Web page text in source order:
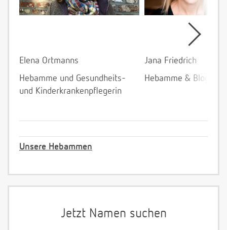
Elena Ortmanns
Hebamme und Gesundheits-
und Kinderkrankenpflegerin
Jana Friedrich
Hebamme &
Unsere Hebammen
Jetzt Namen suchen